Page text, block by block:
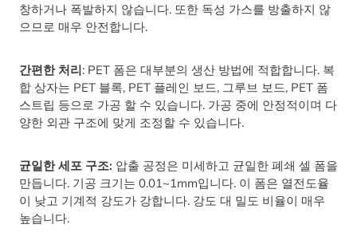
창하거나 폭발하지 않습니다. 또한 독성 가스를 방출하지 않
으므로 매우 안전합니다.
간편한 처리: PET 폼은 대부분의 생산 방법에 적합합니다. 복
합 상자는 PET 블록, PET 플레인 보드, 그루브 보드, PET 폼
스트립 등으로 가공 할 수 있습니다. 가공 중에 안정적이며 다
양한 외관 구조에 맞게 조정할 수 있습니다.
균일한 세포 구조: 압출 공정은 미세하고 균일한 폐쇄 셀 폼을
만듭니다. 기공 크기는 0.01~1mm입니다. 이 폼은 열전도율
이 낮고 기계적 강도가 강합니다. 강도 대 밀도 비율이 매우
높습니다.